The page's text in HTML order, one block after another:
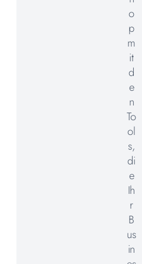
o
p
m
it
d
e
n
To
ol
s,
di
e
Ih
r
B
us
in